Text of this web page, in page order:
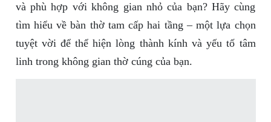
và phù hợp với không gian nhỏ của bạn? Hãy cùng
tìm hiểu về bàn thờ tam cấp hai tầng – một lựa chọn
tuyệt vời để thể hiện lòng thành kính và yếu tố tâm
linh trong không gian thờ cúng của bạn.